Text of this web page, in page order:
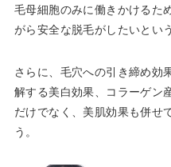
毛母細胞のみに働きかけるた
がら安全な脱毛がしたいとい
さらに、毛穴への引き締め効
解する美白効果、コラーゲン
だけでなく、美肌効果も併せ
う。